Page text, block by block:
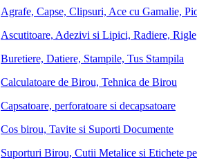
Agrafe, Capse, Clipsuri, Ace cu Gamalie,
Ascutitoare, Adezivi si Lipici, Radiere, Rigle
Buretiere, Datiere, Stampile, Tus Stampila
Calculatoare de Birou, Tehnica de Birou
Capsatoare, perforatoare si decapsatoare
Cos birou, Tavite si Suporti Documente
Suporturi Birou, Cutii Metalice si Etichete